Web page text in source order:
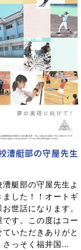
漕艇部の守屋先生
艇部の守屋先生よ
ました！！オートギ
世話になります。
です。この度はコー
いただきありがと
さっそく福井国...